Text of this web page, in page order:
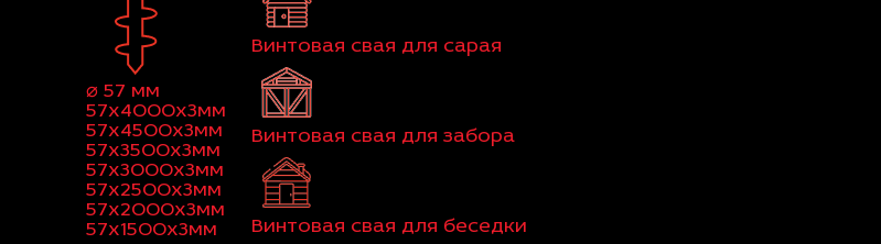
⌀ 57 мм
57x4000x3мм
57x4500x3мм
57x3500x3мм
57x3000x3мм
57x2500x3мм
57x2000x3мм
57x1500x3мм
Винтовая свая для сарая
Винтовая свая для забора
Винтовая свая для беседки